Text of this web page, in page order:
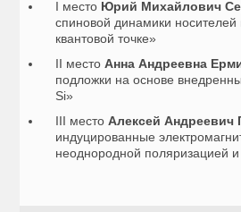
I место Юрий Михайлович
спиновой динамики
квантовой точке»
II местоАнна Андреевна
подложки на основе
Si»
III местоАлексей Андреевич
индуцированные
неоднородной поляризацией